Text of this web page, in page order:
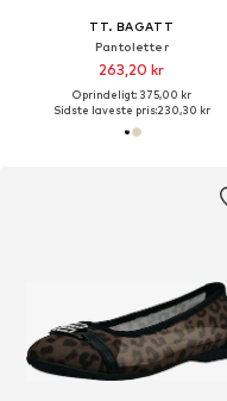
TT. BAGATT
Pantoletter
263,20 kr
Oprindeligt: 375,00 kr
Sidste laveste pris:230,30 kr